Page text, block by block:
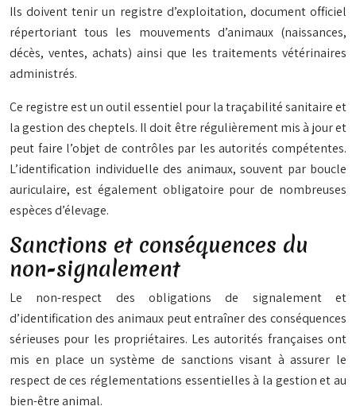
Ils doivent tenir un registre d’exploitation, document officiel
répertoriant tous les mouvements d’animaux (naissances,
décès, ventes, achats) ainsi que les traitements vétérinaires
administrés.
Ce registre est un outil essentiel pour la traçabilité sanitaire et
la gestion des cheptels. Il doit être régulièrement mis à jour et
peut faire l’objet de contrôles par les autorités compétentes.
L’identification individuelle des animaux, souvent par boucle
auriculaire, est également obligatoire pour de nombreuses
espèces d’élevage.
Sanctions et conséquences du
non-signalement
Le non-respect des obligations de signalement et
d’identification des animaux peut entraîner des conséquences
sérieuses pour les propriétaires. Les autorités françaises ont
mis en place un système de sanctions visant à assurer le
respect de ces réglementations essentielles à la gestion et au
bien-être animal.